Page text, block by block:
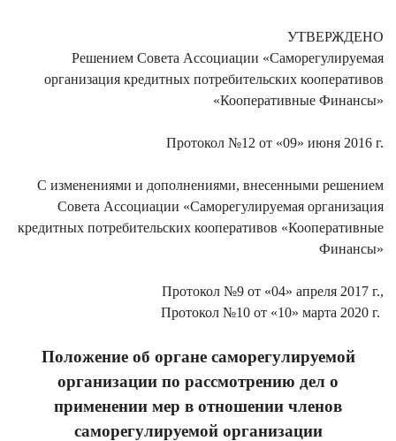
УТВЕРЖДЕНО
Решением Совета Ассоциации «Саморегулируемая
организация кредитных потребительских кооперативов
«Кооперативные Финансы»
Протокол №12 от «09» июня 2016 г.
С изменениями и дополнениями, внесенными решением
Совета Ассоциации «Саморегулируемая организация
кредитных потребительских кооперативов «Кооперативные
Финансы»
Протокол №9 от «04» апреля 2017 г.,
Протокол №10 от «10» марта 2020 г.
Положение об органе саморегулируемой
организации по рассмотрению дел о
применении мер в отношении членов
саморегулируемой организации